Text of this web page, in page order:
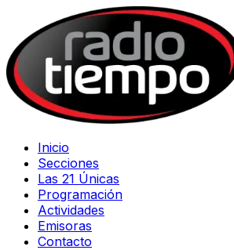
Inicio
Secciones
Las 21 Únicas
Programación
Actividades
Emisoras
Contacto